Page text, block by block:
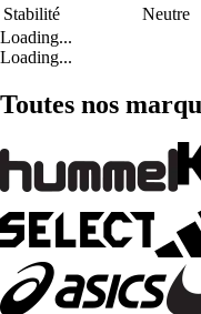
Stabilité
Neutre
Loading...
Loading...
Toutes nos